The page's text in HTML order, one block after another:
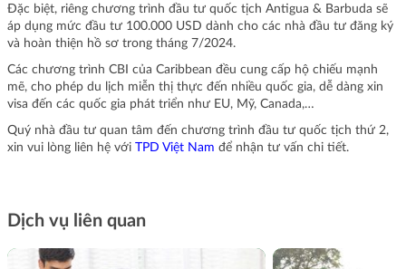
Đặc biệt, riêng chương trình đầu tư quốc tịch Antigua & Barbuda sẽ
áp dụng mức đầu tư 100.000 USD dành cho các nhà đầu tư đăng ký
và hoàn thiện hồ sơ trong tháng 7/2024.
Các chương trình CBI của Caribbean đều cung cấp hộ chiếu mạnh
mẽ, cho phép du lịch miễn thị thực đến nhiều quốc gia, dễ dàng xin
visa đến các quốc gia phát triển như EU, Mỹ, Canada,…
Quý nhà đầu tư quan tâm đến chương trình đầu tư quốc tịch thứ 2,
xin vui lòng liên hệ với TPD Việt Nam để nhận tư vấn chi tiết.
Dịch vụ liên quan